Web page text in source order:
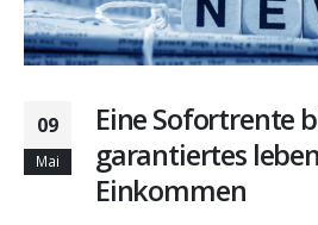
09
Mai
Eine Sofortrente
garantiertes
Einkommen